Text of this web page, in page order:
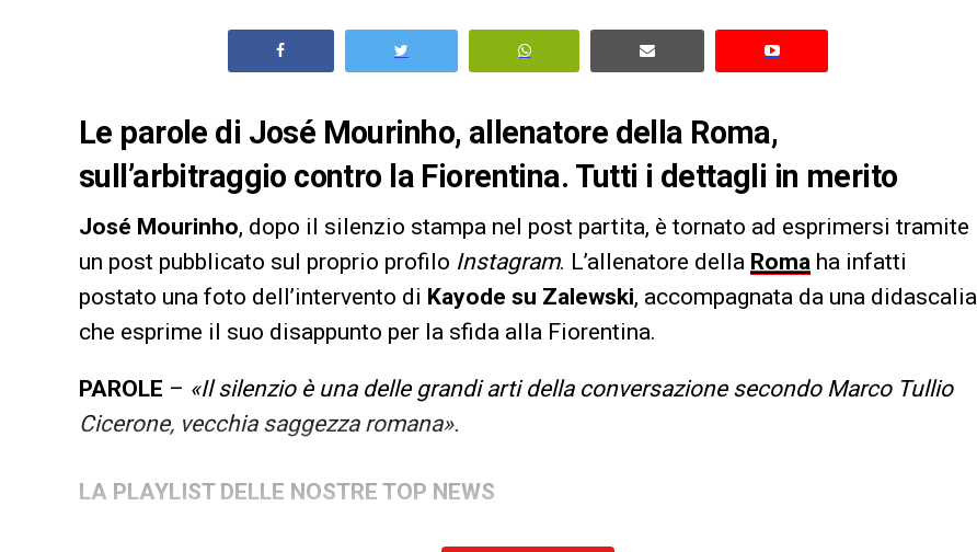
Le parole di José Mourinho, allenatore della Roma,
sull’arbitraggio contro la Fiorentina. Tutti i dettagli in merito
José Mourinho, dopo il silenzio stampa nel post partita, è tornato ad esprimersi tramite
un post pubblicato sul proprio profilo Instagram. L’allenatore della Roma ha infatti
postato una foto dell’intervento di Kayode su Zalewski, accompagnata da una didascalia
che esprime il suo disappunto per la sfida alla Fiorentina.
PAROLE – «Il silenzio è una delle grandi arti della conversazione secondo Marco Tullio
Cicerone, vecchia saggezza romana».
LA PLAYLIST DELLE NOSTRE TOP NEWS